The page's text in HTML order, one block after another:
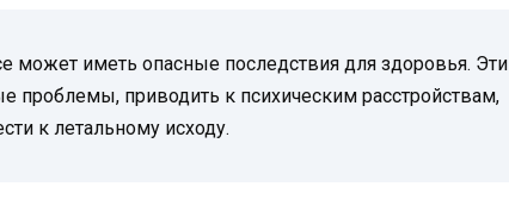
может иметь опасные последствия для здоровья. Эти
проблемы, приводить к психическим расстройствам,
к летальному исходу.